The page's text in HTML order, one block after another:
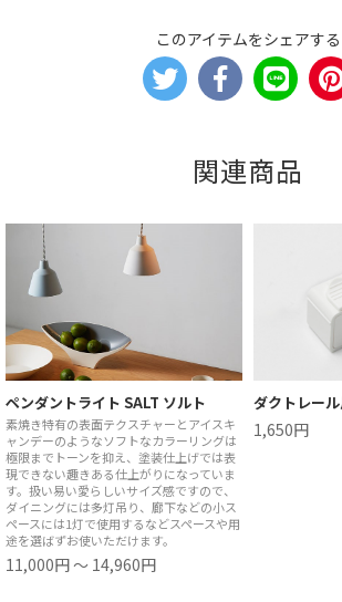
このアイテムをシェアする
関連商品
ペンダントライト SALT ソルト
素焼き特有の表面テクスチャーとアイスキ
ャンデーのようなソフトなカラーリングは
極限までトーンを抑え、塗装仕上げでは表
現できない趣きある仕上がりになっていま
す。扱い易い愛らしいサイズ感ですので、
ダイニングには多灯吊り、廊下などの小ス
ペースには1灯で使用するなどスペースや用
途を選ばずお使いただけます。
11,000円 ～ 14,960円
ダクトレー
1,650円